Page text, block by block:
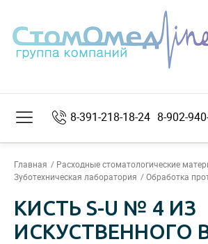
8-391-218-18-24 8-902-
Главная
Расходные стоматологические
Зуботехническая лаборатория
Обработка
КИСТЬ S-U № 4 ИЗ
ИСКУСТВЕННОГО